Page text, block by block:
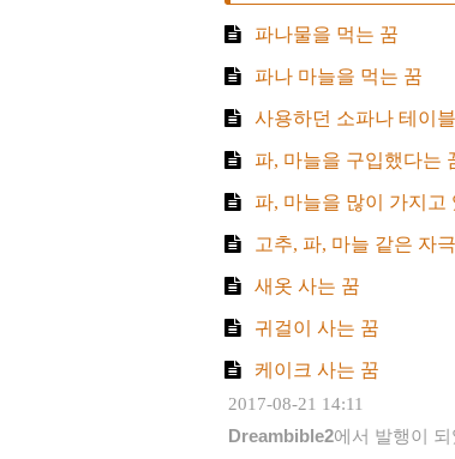
파나물을 먹는 꿈
파나 마늘을 먹는 꿈
사용하던 소파나 테이
파, 마늘을 구입했다는
파, 마늘을 많이 가지고
고추, 파, 마늘 같은 자
새옷 사는 꿈
귀걸이 사는 꿈
케이크 사는 꿈
2017-08-21 14:11
Dreambible2에서 발행이